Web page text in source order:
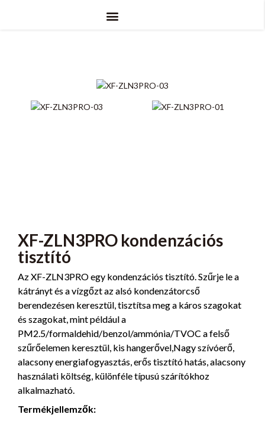
XF-ZLN3PRO kondenzációs
tisztító
Az XF-ZLN3PRO egy kondenzációs tisztító. Szűrje le a
kátrányt és a vízgőzt az alsó kondenzátorcső
berendezésen keresztül, tisztítsa meg a káros szagokat
és szagokat, mint például a
PM2.5/formaldehid/benzol/ammónia/TVOC a felső
szűrőelemen keresztül, kis hangerővel,Nagy szívóerő,
alacsony energiafogyasztás, erős tisztító hatás, alacsony
használati költség, különféle típusú szárítókhoz
alkalmazható.
Termékjellemzők: